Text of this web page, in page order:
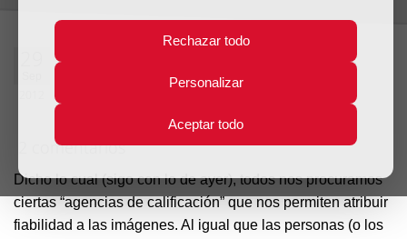
Rechazar todo
Personalizar
Aceptar todo
Non omnes omnia
possumus
2 comentarios
Dicho lo cual (sigo con lo de ayer), todos nos procuramos
ciertas “agencias de calificación” que nos permiten atribuir
fiabilidad a las imágenes. Al igual que las personas (o los